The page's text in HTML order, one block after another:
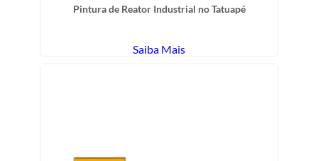
Pintura de Reator Industrial no Tatuapé
Saiba Mais